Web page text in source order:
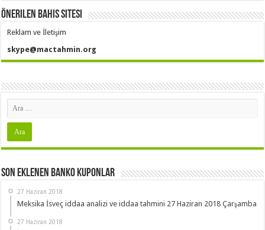
Önerilen Bahis Sitesi
Reklam ve İletişim
skype@mactahmin.org
Son Eklenen Banko Kuponlar
27 Haziran 2018
Meksika İsveç iddaa analizi ve iddaa tahmini 27 Haziran 2018 Çarşamba
27 Haziran 2018